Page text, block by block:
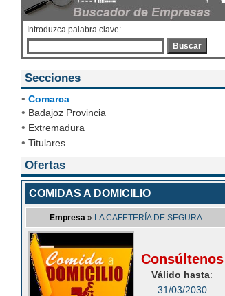
Introduzca palabra clave:
Buscar
Secciones
• Comarca
• Badajoz Provincia
• Extremadura
• Titulares
Ofertas
COMIDAS A DOMICILIO
Empresa » LA CAFETERÍA DE SEGURA
Consúltenos
Válido hasta:
31/03/2030